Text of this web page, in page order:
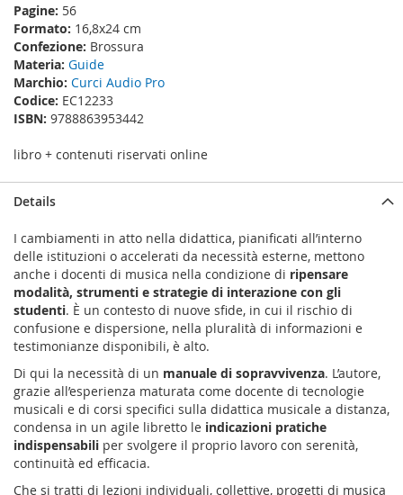
Pagine: 56
Formato: 16,8x24 cm
Confezione: Brossura
Materia: Guide
Marchio: Curci Audio Pro
Codice: EC12233
ISBN: 9788863953442
libro + contenuti riservati online
Details
I cambiamenti in atto nella didattica, pianificati all’interno
delle istituzioni o accelerati da necessità esterne, mettono
anche i docenti di musica nella condizione di ripensare
modalità, strumenti e strategie di interazione con gli
studenti. È un contesto di nuove sfide, in cui il rischio di
confusione e dispersione, nella pluralità di informazioni e
testimonianze disponibili, è alto.
Di qui la necessità di un manuale di sopravvivenza. L’autore,
grazie all’esperienza maturata come docente di tecnologie
musicali e di corsi specifici sulla didattica musicale a distanza,
condensa in un agile libretto le indicazioni pratiche
indispensabili per svolgere il proprio lavoro con serenità,
continuità ed efficacia.
Che si tratti di lezioni individuali, collettive, progetti di musica